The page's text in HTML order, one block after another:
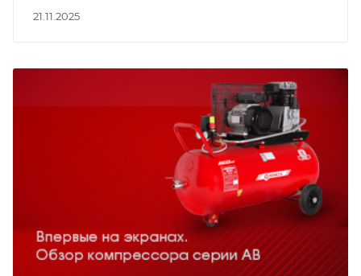
21.11.2025